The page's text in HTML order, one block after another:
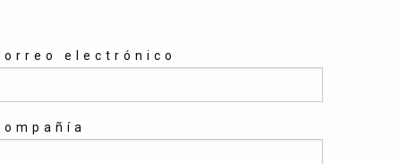
electrónico